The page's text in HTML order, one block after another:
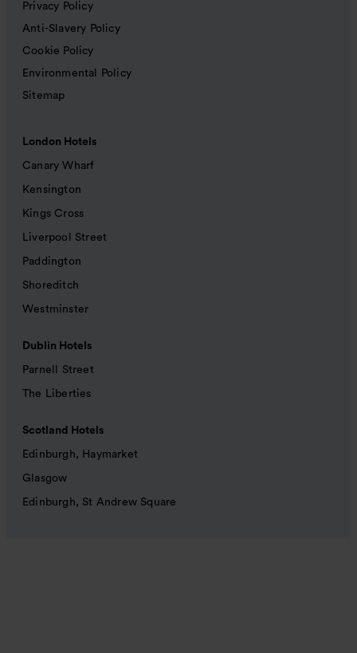
Privacy Policy
Anti-Slavery Policy
Cookie Policy
Environmental Policy
Sitemap
London Hotels
Canary Wharf
Kensington
Kings Cross
Liverpool Street
Paddington
Shoreditch
Westminster
Dublin Hotels
Parnell Street
The Liberties
Scotland Hotels
Edinburgh, Haymarket
Glasgow
Edinburgh, St Andrew Square